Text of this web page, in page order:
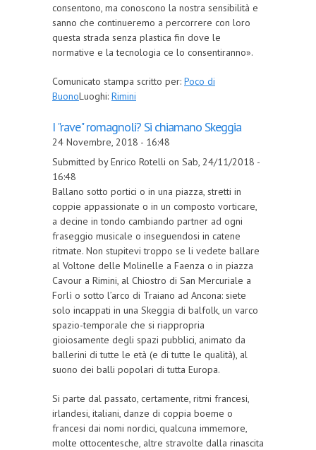
consentono, ma conoscono la nostra sensibilità e
sanno che continueremo a percorrere con loro
questa strada senza plastica fin dove le
normative e la tecnologia ce lo consentiranno».
Comunicato stampa scritto per: Poco di
BuonoLuoghi: Rimini
I "rave" romagnoli? Si chiamano Skeggia
24 Novembre, 2018 - 16:48
Submitted by Enrico Rotelli on Sab, 24/11/2018 -
16:48
Ballano sotto portici o in una piazza, stretti in
coppie appassionate o in un composto vorticare,
a decine in tondo cambiando partner ad ogni
fraseggio musicale o inseguendosi in catene
ritmate. Non stupitevi troppo se li vedete ballare
al Voltone delle Molinelle a Faenza o in piazza
Cavour a Rimini, al Chiostro di San Mercuriale a
Forlì o sotto l’arco di Traiano ad Ancona: siete
solo incappati in una Skeggia di balfolk, un varco
spazio-temporale che si riappropria
gioiosamente degli spazi pubblici, animato da
ballerini di tutte le età (e di tutte le qualità), al
suono dei balli popolari di tutta Europa.
Si parte dal passato, certamente, ritmi francesi,
irlandesi, italiani, danze di coppia boeme o
francesi dai nomi nordici, qualcuna immemore,
molte ottocentesche, altre stravolte dalla rinascita